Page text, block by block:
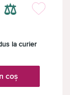
⚖
la curier
coș